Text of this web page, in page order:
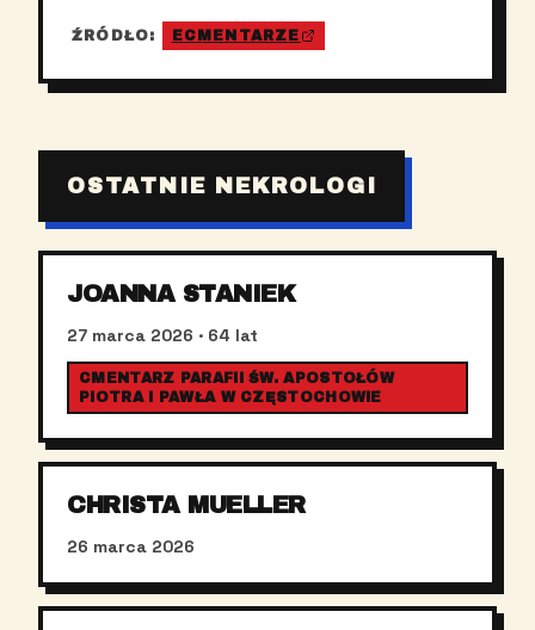
ŹRÓDŁO: ECMENTARZE
OSTATNIE NEKROLOGI
JOANNA STANIEK
27 marca 2026 · 64 lat
CMENTARZ PARAFII ŚW. APOSTOŁÓW
PIOTRA I PAWŁA W CZĘSTOCHOWIE
CHRISTA MUELLER
26 marca 2026